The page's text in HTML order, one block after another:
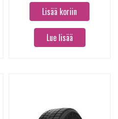
Lisää koriin
Lue lisää